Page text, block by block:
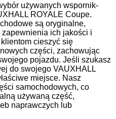
używanych wspornik-
ROYALE Coupe.
są oryginalne,
ich jakości i
cieszyć się
części, zachowując
pojazdu. Jeśli szukasz
do swojego VAUXHALL
miejsce. Nasz
samochodowych, co
używaną część,
naprawczych lub